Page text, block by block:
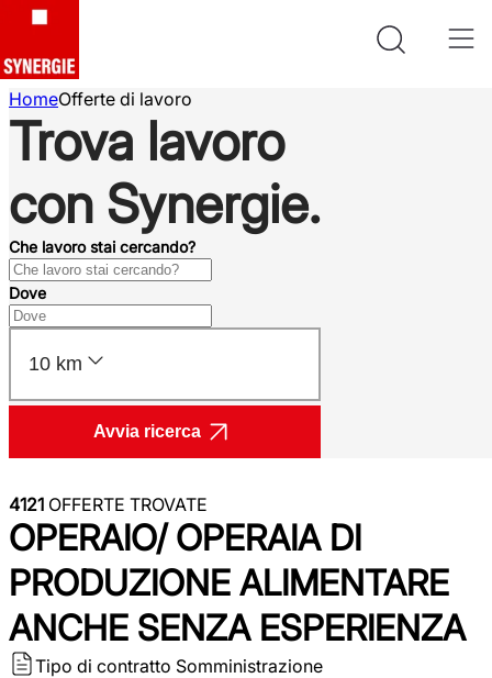
HomeOfferte di lavoro
Trova lavoro
con Synergie.
Che lavoro stai cercando?
Dove
10 km
Avvia ricerca
4121 OFFERTE TROVATE
OPERAIO/ OPERAIA DI
PRODUZIONE ALIMENTARE
ANCHE SENZA ESPERIENZA
Tipo di contratto Somministrazione